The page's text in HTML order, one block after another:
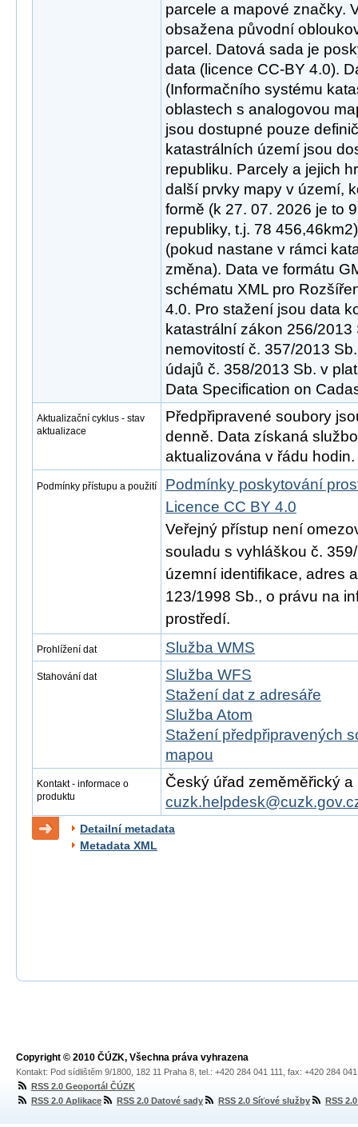
parcele a mapové značky.
obsažena původní
parcel. Datová sada je
data (licence CC-BY 4.0).
(Informačního systému
oblastech s analogovou
jsou dostupné pouze
katastrálních území jsou
republiku. Parcely a jejich
další prvky mapy v území,
formě (k 27. 07. 2026 je to
republiky, t.j. 78
(pokud nastane v rámci
změna). Data ve formátu
schématu XML pro
4.0. Pro stažení jsou data
katastrální zákon 256/
nemovitostí č. 357/2013
údajů č. 358/2013 Sb. v
Data Specification on
Aktualizační cyklus - stav
aktualizace
Předpřipravené soubory
denně. Data získaná
aktualizována v řádu hodin.
Podmínky přístupu a použití
Podmínky poskytování
Licence CC BY 4.0
Veřejný přístup není
souladu s vyhláškou č.
územní identifikace, adres
123/1998 Sb., o právu na
prostředí.
Prohlížení dat Služba WMS
Stahování dat
Služba WFS
Stažení dat z adresáře
Služba Atom
Stažení předpřipravených
mapou
Kontakt - informace o
produktu
Český úřad zeměměřický
Detailní metadata
Metadata XML
Copyright © 2010 ČÚZK, Všechna práva vyhrazena
Kontakt: Pod sídlištěm 9/1800, 182 11 Praha 8, tel.: +420 284 041 111, fax: +420 284
RSS 2.0 Geoportál ČÚZK
RSS 2.0 Aplikace
RSS 2.0 Datové sady RSS 2.0 Síťové služby RSS